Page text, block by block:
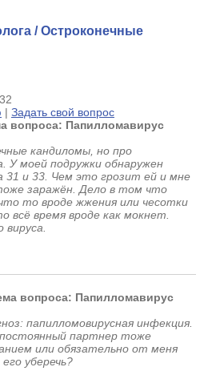
/ Остроконечные
| Задать свой вопрос
вопроса: Папилломавирус
кандиломы, но про
У моей подружки обнаружен
31 и 33. Чем это грозит ей и мне
заражён. Дело в том что
то вроде жжения или чесотки
всё время вроде как мокнет.
вопроса: Папилломавирус
папилломовирусная инфекция.
партнер тоже
или обязательно от меня
уберечь?